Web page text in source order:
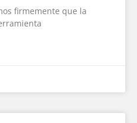
firmemente que la